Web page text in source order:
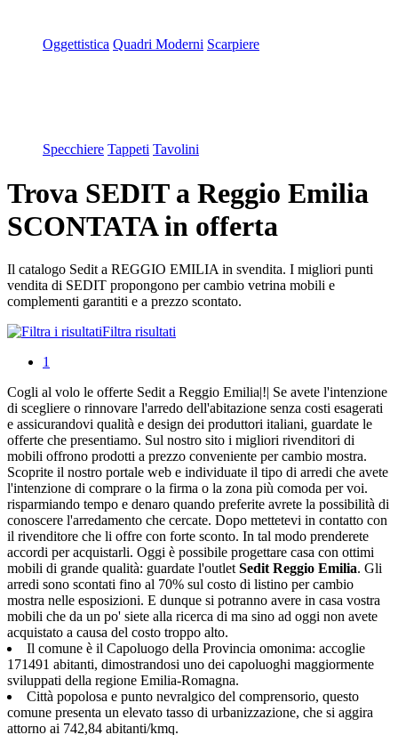
Oggettistica Quadri Moderni Scarpiere
Specchiere Tappeti Tavolini
Trova SEDIT a Reggio Emilia
SCONTATA in offerta
Il catalogo Sedit a REGGIO EMILIA in svendita. I migliori punti
vendita di SEDIT propongono per cambio vetrina mobili e
complementi garantiti e a prezzo scontato.
Filtra risultati
1
Cogli al volo le offerte Sedit a Reggio Emilia|!| Se avete l'intenzione
di scegliere o rinnovare l'arredo dell'abitazione senza costi esagerati
e assicurandovi qualità e design dei produttori italiani, guardate le
offerte che presentiamo. Sul nostro sito i migliori rivenditori di
mobili offrono prodotti a prezzo conveniente per cambio mostra.
Scoprite il nostro portale web e individuate il tipo di arredi che avete
l'intenzione di comprare o la firma o la zona più comoda per voi.
risparmiando tempo e denaro quando preferite avrete la possibilità di
conoscere l'arredamento che cercate. Dopo mettetevi in contatto con
il rivenditore che li offre con forte sconto. In tal modo prenderete
accordi per acquistarli. Oggi è possibile progettare casa con ottimi
mobili di grande qualità: guardate l'outlet Sedit Reggio Emilia. Gli
arredi sono scontati fino al 70% sul costo di listino per cambio
mostra nelle esposizioni. E dunque si potranno avere in casa vostra
mobili che da un po' siete alla ricerca di ma sino ad oggi non avete
acquistato a causa del costo troppo alto.
Il comune è il Capoluogo della Provincia omonima: accoglie
171491 abitanti, dimostrandosi uno dei capoluoghi maggiormente
sviluppati della regione Emilia-Romagna.
Città popolosa e punto nevralgico del comprensorio, questo
comune presenta un elevato tasso di urbanizzazione, che si aggira
attorno ai 742,84 abitanti/kmq.